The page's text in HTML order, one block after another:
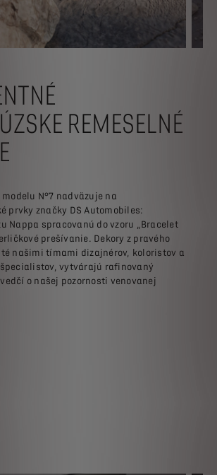
REMESELNÉ
N°7 nadväzuje na
prvky značky DS Automobiles:
Nappa spracovanú do vzoru „Bracelet
prešívanie. Dekory z pravého
našimi tímami dizajnérov, koloristov a
vytvárajú rafinovaný
o našej pozornosti venovanej